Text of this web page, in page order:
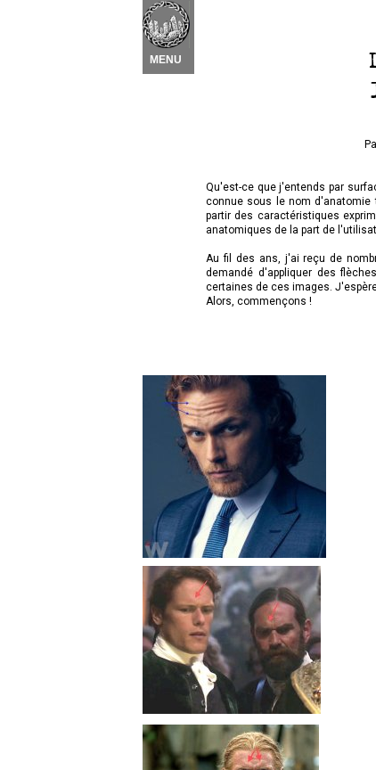
MENU
Nouvel élément
Qu'est-ce que j'entends par
connue sous le nom d'anatomie
partir des caractéristiques
anatomiques de la part de
Au fil des ans, j'ai reçu de
demandé d'appliquer des
certaines de ces images.
Alors, commençons !